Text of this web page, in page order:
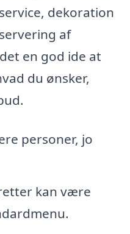
dekoration
af
en god ide at
du ønsker,
personer, jo
kan være